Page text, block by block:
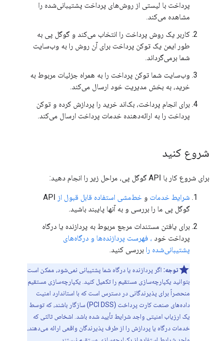
پرداخت با لیستی از روش‌های پرداخت پشتیبانی‌شده را
مشاهده می‌کند.
کاربر یک روش پرداخت را انتخاب می‌کند و گوگل پی به
طور ایمن یک توکن پرداخت برای آن روش را به وب‌سایت
شما برمی‌گرداند.
وب‌سایت شما توکن پرداخت را به همراه جزئیات مربوط به
خرید، به بخش مدیریت خود ارسال می‌کند.
برای انجام پرداخت، بک‌اند خرید را پردازش کرده و توکن
پرداخت را به ارائه‌دهنده خدمات پرداخت ارسال می‌کند.
شروع کنید
برای شروع کار با API گوگل پی، مراحل زیر را انجام دهید:
شرایط خدمات و خط‌مشی استفاده قابل قبول از API
گوگل پی ما را بررسی و به آنها پایبند باشید.
برای یافتن مستندات مرجع مربوط به پردازنده یا درگاه
پرداخت خود ، فهرست پردازنده‌ها و درگاه‌های
پشتیبانی‌شده را بررسی کنید.
توجه: اگر پردازنده یا درگاه شما پشتیبانی نمی‌شود، ممکن است
بتوانید یکپارچه‌سازی مستقیم را تکمیل کنید. یکپارچه‌سازی مستقیم
منحصراً برای پذیرندگانی در دسترس است که با استاندارد امنیت
داده‌های صنعت کارت پرداخت (PCI DSS) سازگار باشند، که توسط
یک ارزیاب امنیتی واجد شرایط تأیید شده باشد. اشخاص ثالثی که
خدمات درگاه یا پردازش را از طرف پذیرندگان واقعی ارائه می‌دهند،